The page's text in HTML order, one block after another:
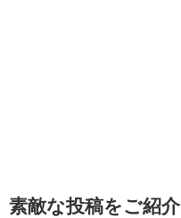
素敵な投稿をご紹介